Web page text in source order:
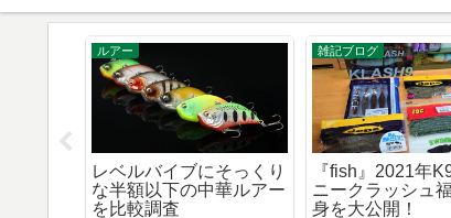
ーラー、Nzクロ
のウイング(羽)
バス釣りでボウズを逃れ
るルーチン
雑記ブロ
冬(1月
ングセ